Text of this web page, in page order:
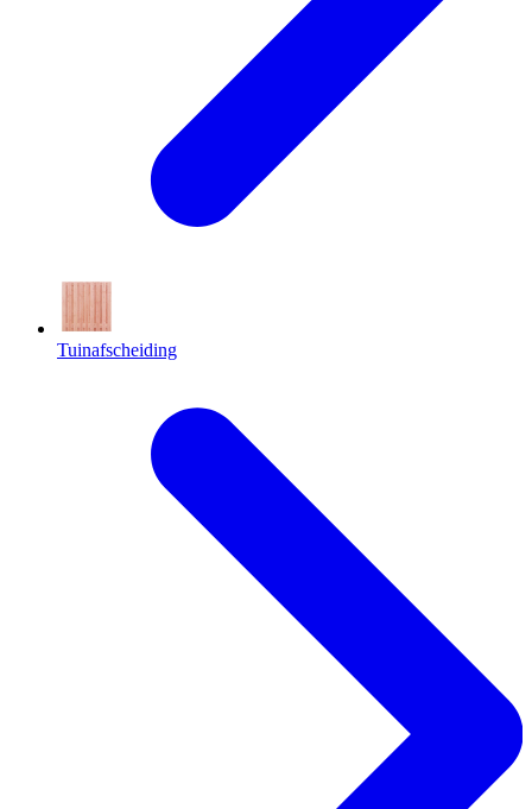
Tuinafscheiding